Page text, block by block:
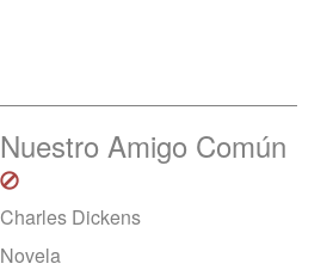
Nuestro Amigo Común
Charles Dickens
Novela